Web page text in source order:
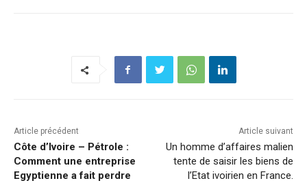
Article précédent
Côte d’Ivoire – Pétrole :
Comment une entreprise
Egyptienne a fait perdre
Article suivant
Un homme d’affaires malien
tente de saisir les biens de
l’Etat ivoirien en France.